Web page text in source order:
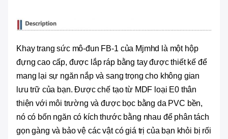
Khay trang sức mô-đun FB-1 của Mjmhd là một hộp
đựng cao cấp, được lắp ráp bằng tay được thiết kế để
mang lại sự ngăn nắp và sang trọng cho không gian
lưu trữ của bạn. Được chế tạo từ MDF loại E0 thân
thiện với môi trường và được bọc bằng da PVC bền,
nó có bốn ngăn có kích thước bằng nhau để phân tách
gọn gàng và bảo vệ các vật có giá trị của bạn khỏi bị rối